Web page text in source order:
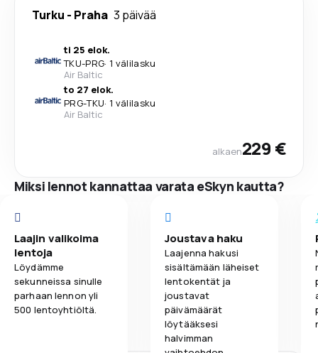
Turku - Praha 3 päivää
ti 25 elok.
TKU-PRG· 1 välilasku
Air Baltic
to 27 elok.
PRG-TKU· 1 välilasku
Air Baltic
alkaen229 €
Miksi lennot kannattaa varata eSkyn kautta?
Laajin valikoima
lentoja
Löydämme
sekunneissa sinulle
parhaan lennon yli
500 lentoyhtiöltä.
Joustava haku
Laajenna hakusi
sisältämään läheiset
lentokentät ja
joustavat
päivämäärät
löytääksesi
halvimman